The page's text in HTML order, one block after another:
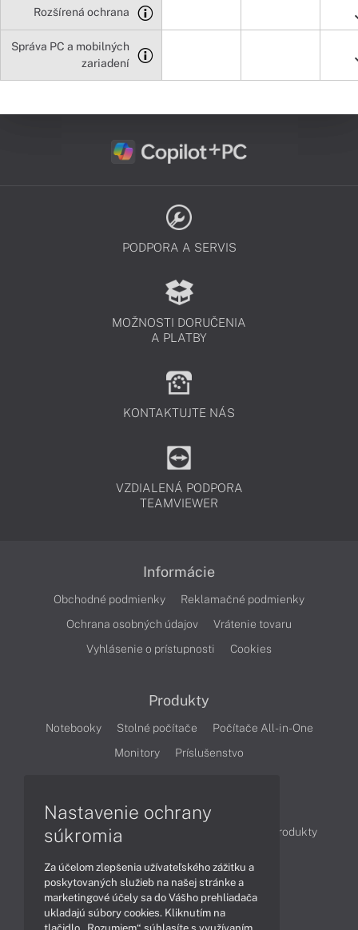
Rozšírená ochrana
Správa PC a mobilných
zariadení
PODPORA A SERVIS
MOŽNOSTI DORUČENIA
A PLATBY
KONTAKTUJTE NÁS
VZDIALENÁ PODPORA
TEAMVIEWER
Informácie
Obchodné podmienky
Reklamačné podmienky
Ochrana osobných údajov
Vrátenie tovaru
Vyhlásenie o prístupnosti
Cookies
Produkty
Notebooky Stolné počítače
Počítače All-in-One
Monitory
Príslušenstvo
Články
Obchodné informácie
Produkty
Obsah
Nastavenie ochrany
súkromia
Za účelom zlepšenia užívateľského zážitku a
poskytovaných služieb na našej stránke a
marketingové účely sa do Vášho prehliadača
ukladajú súbory cookies. Kliknutím na